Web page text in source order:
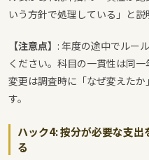
いう方針で処理している」と説
【注意点】 : 年度の途中でルー
ください。科目の一貫性は同
変更は調査時に「なぜ変えた
す。
ハック4: 按分が必要な支
る